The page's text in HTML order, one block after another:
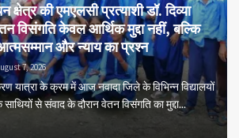
क्षेत्र की एमएलसी प्रत्याशी डॉ. दिव्या
विसंगति केवल आर्थिक मुद्दा नहीं, बल्कि
और न्याय का प्रश्न
7, 2026
यात्रा के क्रम में आज नवादा जिले के विभिन्न विद्यालयों
साथियों से संवाद के दौरान वेतन विसंगति का मुद्दा...